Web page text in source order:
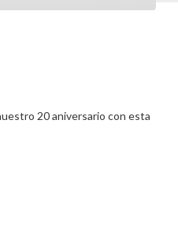
20 aniversario con esta